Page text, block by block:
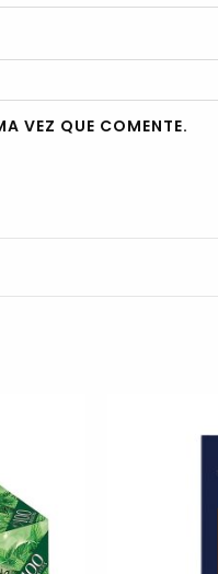
VEZ QUE COMENTE.